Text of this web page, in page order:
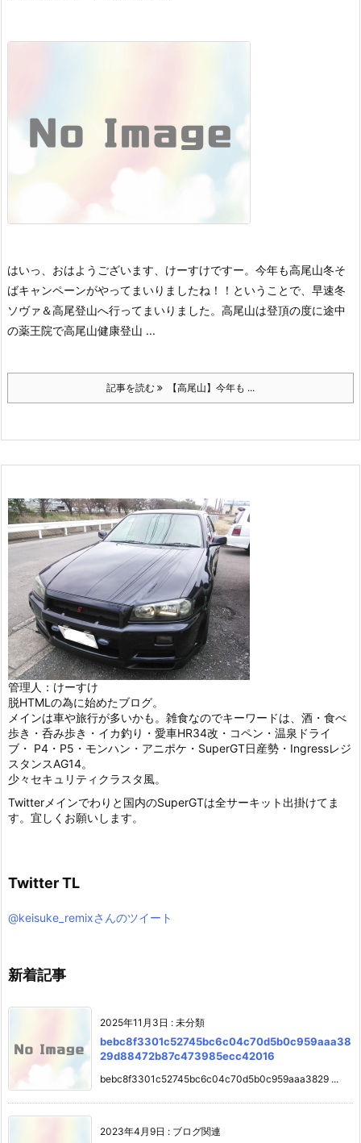
はいっ、おはようございます、けーすけですー。 今年も高尾山冬そ
ばキャンペーンがやってまいりましたね！！ ということで、早速冬
ソヴァ＆高尾登山へ行ってまいりました。 高尾山は登頂の度に途中
の薬王院で高尾山健康登山 ...
記事を読む 【高尾山】今年も ...
管理人：けーすけ
脱HTMLの為に始めたブログ。
メインは車や旅行が多いかも。雑食なのでキーワードは、酒・食べ
歩き・呑み歩き・イカ釣り・愛車HR34改・コペン・温泉ドライ
ブ・ P4・P5・モンハン・アニポケ・SuperGT日産勢・Ingressレジ
スタンスAG14。
少々セキュリティクラスタ風。
Twitterメインでわりと国内のSuperGTは全サーキット出掛けてま
す。宜しくお願いします。
Twitter TL
@keisuke_remixさんのツイート
新着記事
2025年11月3日 : 未分類
bebc8f3301c52745bc6c04c70d5b0c959aaa38
29d88472b87c473985ecc42016
bebc8f3301c52745bc6c04c70d5b0c959aaa3829 ...
2023年4月9日 : ブログ関連